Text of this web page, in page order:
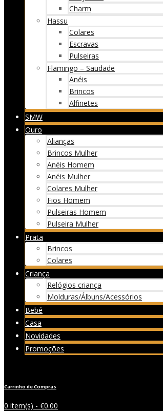
Charm
Hassu
Colares
Escravas
Pulseiras
Flamingo – Saudade
Anéis
Brincos
Alfinetes
SMW
Ouro
Alianças
Brincos Mulher
Anéis Homem
Anéis Mulher
Colares Mulher
Fios Homem
Pulseiras Homem
Pulseira Mulher
Prata
Brincos
Colares
Criança
Relógios criança
Molduras/Álbuns/Acessórios
Bebé
Casa
Novidades
Promoções
Carrinho de Compras
0 item(s) - €0.00